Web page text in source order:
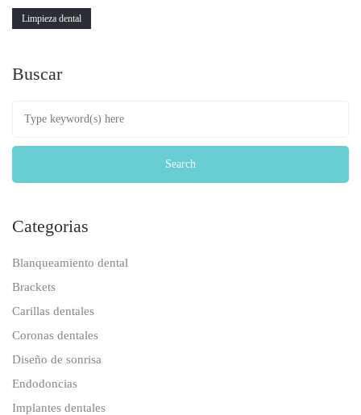
Limpieza dental
Buscar
Categorias
Blanqueamiento dental
Brackets
Carillas dentales
Coronas dentales
Diseño de sonrisa
Endodoncias
Implantes dentales